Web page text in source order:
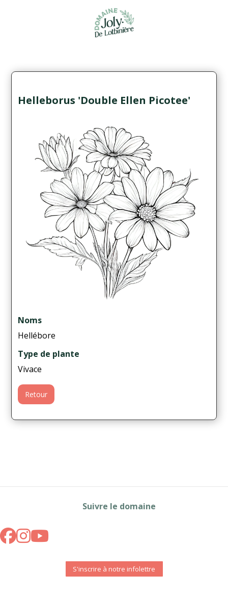
Helleborus 'Double Ellen Picotee'
Noms
Hellébore
Type de plante
Vivace
Retour
Suivre le domaine
S'inscrire à notre infolettre